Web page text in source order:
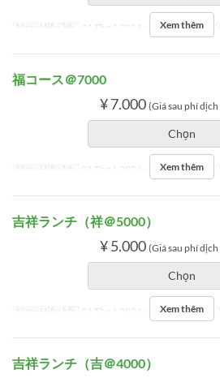
Ngày Hiệu lực 01 Thg 1 2024 ~ 03 Thg 1 2024
Xem thêm
福コース＠7000
¥ 7.000 (Giá sau phí
Chọn
Ngày Hiệu lực 01 Thg 1 2024 ~ 03 Thg 1 2024
Xem thêm
吉祥ランチ（祥＠5000）
¥ 5.000 (Giá sau phí
Chọn
Ngày Hiệu lực 01 Thg 1 2024 ~ 03 Thg 1 2024
Xem thêm
吉祥ランチ（吉＠4000）